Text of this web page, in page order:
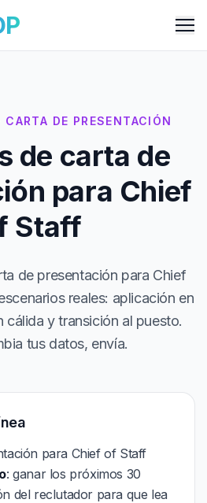
CARTA DE PRESENTACIÓN
de carta de
para Chief
Staff
de presentación para Chief
reales: aplicación en
y transición al puesto.
tus datos, envía.
para Chief of Staff
: ganar los próximos 30
del reclutador para que lea